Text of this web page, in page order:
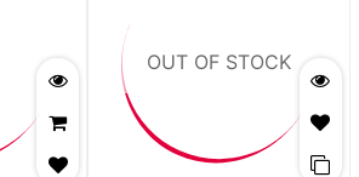
OUT OF STOCK